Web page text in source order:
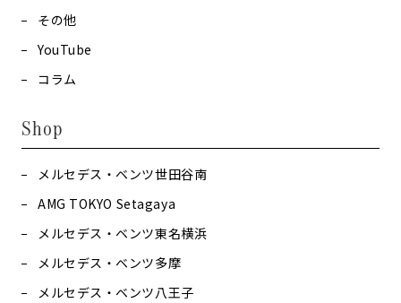
その他
YouTube
コラム
Shop
メルセデス・ベンツ世田谷南
AMG TOKYO Setagaya
メルセデス・ベンツ東名横浜
メルセデス・ベンツ多摩
メルセデス・ベンツ八王子